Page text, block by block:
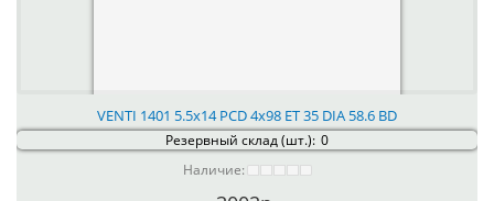
VENTI 1401 5.5x14 PCD 4x98 ET 35 DIA 58.6 BD
Резервный склад (шт.): 0
Наличие: